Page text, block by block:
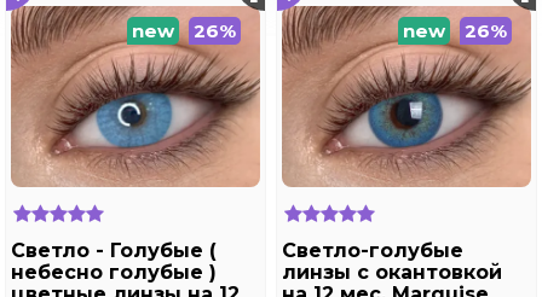
new 26%
Светло - Голубые (
небесно голубые )
new 26%
Светло-голубые
линзы c окантовкой